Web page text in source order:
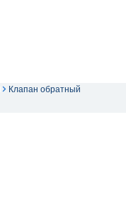
Клапан обратный